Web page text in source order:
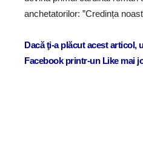
anchetatorilor: ”Credința
Dacă ţi-a plăcut acest articol,
Facebook printr-un Like mai